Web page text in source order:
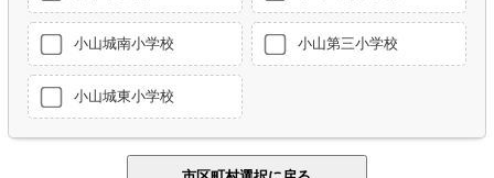
小山城南小学校 小山第三小学校
小山城東小学校